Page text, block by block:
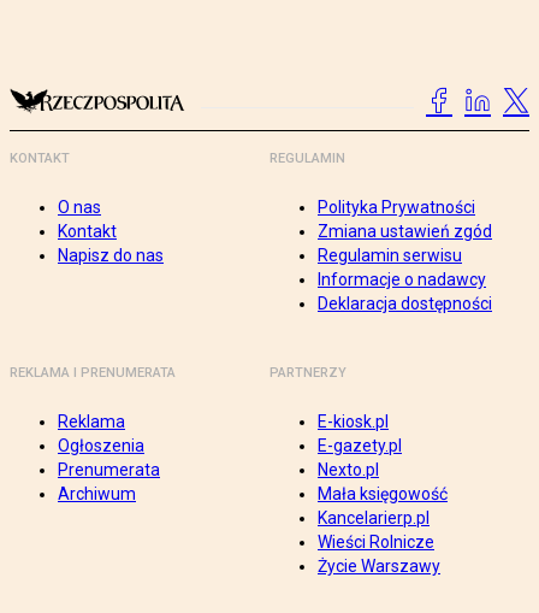
KONTAKT
O nas
Kontakt
Napisz do nas
REGULAMIN
Polityka Prywatności
Zmiana ustawień zgód
Regulamin serwisu
Informacje o nadawcy
Deklaracja dostępności
REKLAMA I PRENUMERATA
Reklama
Ogłoszenia
Prenumerata
Archiwum
PARTNERZY
E-kiosk.pl
E-gazety.pl
Nexto.pl
Mała księgowość
Kancelarierp.pl
Wieści Rolnicze
Życie Warszawy